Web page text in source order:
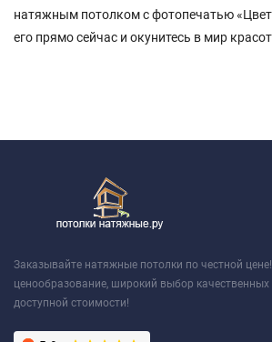
натяжным потолком с фотопечатью
его прямо сейчас и окунитесь в мир
Заказывайте натяжные потолки по честной
ценообразование, широкий выбор
доступной стоимости!